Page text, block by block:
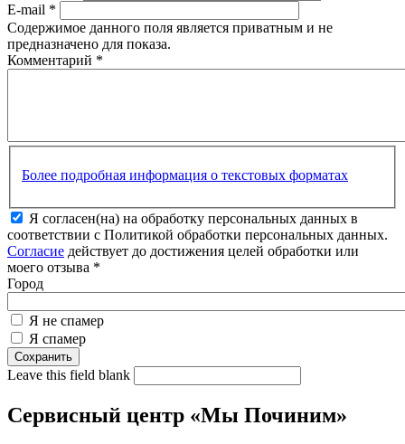
E-mail *
Содержимое данного поля является приватным и не
предназначено для показа.
Комментарий *
Более подробная информация о текстовых форматах
Я согласен(на) на обработку персональных данных в
соответствии с Политикой обработки персональных данных.
Согласие действует до достижения целей обработки или
моего отзыва *
Город
Я не спамер
Я спамер
Leave this field blank
Сервисный центр «Мы Починим»